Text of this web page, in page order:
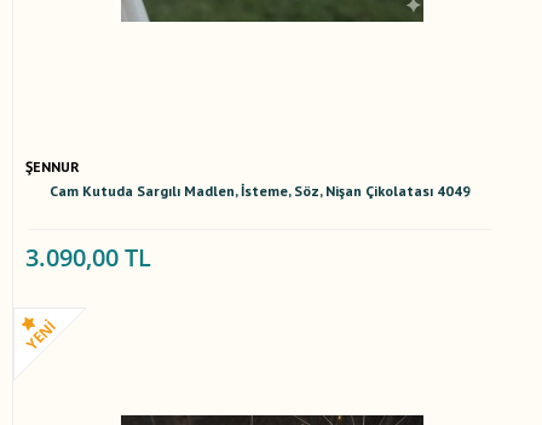
ŞENNUR
Cam Kutuda Sargılı Madlen, İsteme, Söz, Nişan Çikolatası 4049
3.090,00 TL